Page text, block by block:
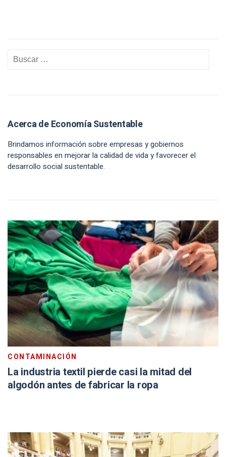
Acerca de Economía Sustentable
Brindamos información sobre empresas y gobiernos
responsables en mejorar la calidad de vida y favorecer el
desarrollo social sustentable.
CONTAMINACIÓN
La industria textil pierde casi la mitad del
algodón antes de fabricar la ropa